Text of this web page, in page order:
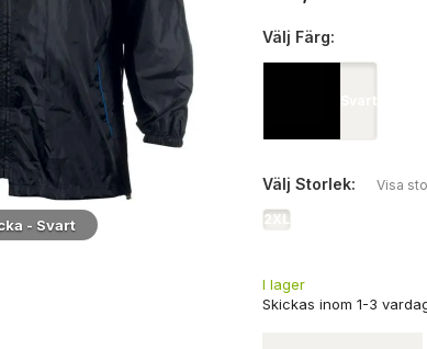
- Svart
Välj Färg:
Svart
Välj Storlek: Visa
2XL
I lager